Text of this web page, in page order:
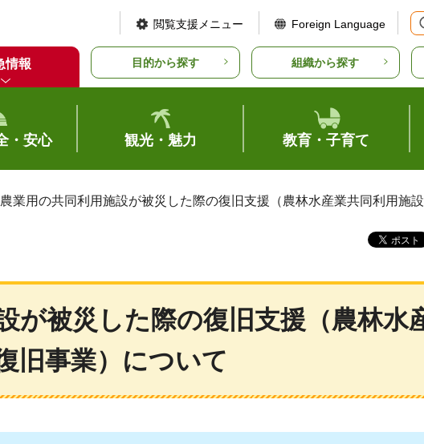
閲覧支援メニュー Foreign Language
情報 目的から探す 組織から探す
・安心 観光・魅力 教育・子育て
業用の共同利用施設が被災した際の復旧支援（農林水産業共同利用施
が被災した際の復旧支援（農林水
旧事業）について